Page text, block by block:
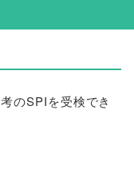
のSPIを受検でき